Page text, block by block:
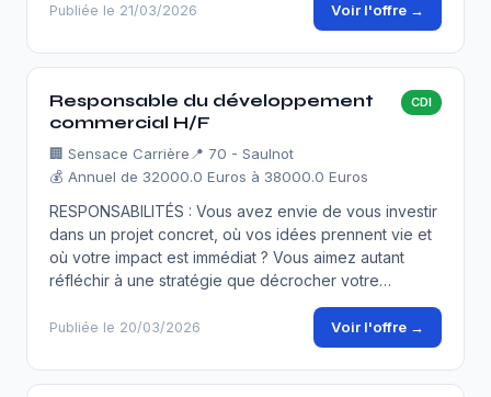
Publiée le 21/03/2026 Voir l'offre →
Responsable du développement
commercial H/F
CDI
🏢 Sensace Carrière 📍 70 - Saulnot
💰 Annuel de 32000.0 Euros à 38000.0 Euros
RESPONSABILITÉS : Vous avez envie de vous investir
dans un projet concret, où vos idées prennent vie et
où votre impact est immédiat ? Vous aimez autant
réfléchir à une stratégie que décrocher votre…
Publiée le 20/03/2026 Voir l'offre →